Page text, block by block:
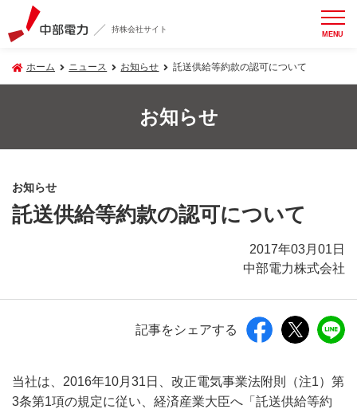
持株会社サイト MENU
ホーム ニュース お知らせ 託送供給等約款の認可について
お知らせ
お知らせ
託送供給等約款の認可について
2017年03月01日
中部電力株式会社
記事をシェアする
当社は、2016年10月31日、改正電気事業法附則（注1）第
3条第1項の規定に従い、経済産業大臣へ「託送供給等約